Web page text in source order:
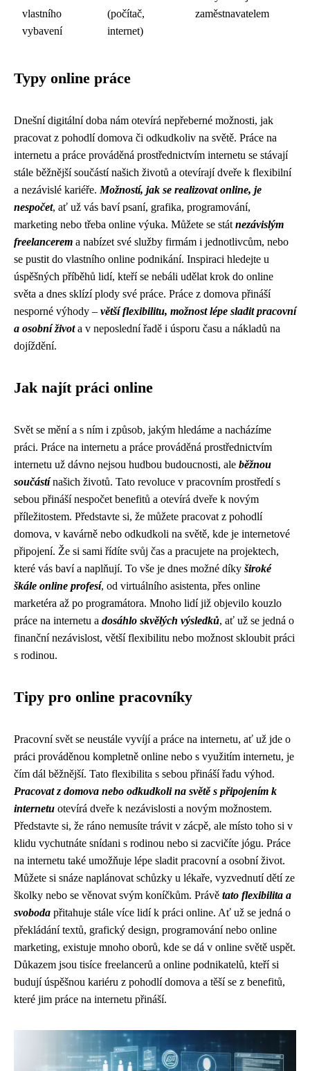
vlastního
vybavení
(počítač,
internet)
zaměstnavatelem
Typy online práce
Dnešní digitální doba nám otevírá nepřeberné možnosti, jak
pracovat z pohodlí domova či odkudkoliv na světě. Práce na
internetu a práce prováděná prostřednictvím internetu se stávají
stále běžnější součástí našich životů a otevírají dveře k flexibilní
a nezávislé kariéře. Možností, jak se realizovat online, je
nespočet, ať už vás baví psaní, grafika, programování,
marketing nebo třeba online výuka. Můžete se stát nezávislým
freelancerem a nabízet své služby firmám i jednotlivcům, nebo
se pustit do vlastního online podnikání. Inspiraci hledejte u
úspěšných příběhů lidí, kteří se nebáli udělat krok do online
světa a dnes sklízí plody své práce. Práce z domova přináší
nesporné výhody – větší flexibilitu, možnost lépe sladit pracovní
a osobní života v neposlední řadě i úsporu času a nákladů na
dojíždění.
Jak najít práci online
Svět se mění a s ním i způsob, jakým hledáme a nacházíme
práci. Práce na internetu a práce prováděná prostřednictvím
internetu už dávno nejsou hudbou budoucnosti, ale běžnou
součástínašich životů. Tato revoluce v pracovním prostředí s
sebou přináší nespočet benefitů a otevírá dveře k novým
příležitostem. Představte si, že můžete pracovat z pohodlí
domova, v kavárně nebo odkudkoli na světě, kde je internetové
připojení. Že si sami řídíte svůj čas a pracujete na projektech,
které vás baví a naplňují. To vše je dnes možné díky široké
škále online profesí, od virtuálního asistenta, přes online
marketéra až po programátora. Mnoho lidí již objevilo kouzlo
práce na internetu a dosáhlo skvělých výsledků, ať už se jedná o
finanční nezávislost, větší flexibilitu nebo možnost skloubit práci
s rodinou.
Tipy pro online pracovníky
Pracovní svět se neustále vyvíjí a práce na internetu, ať už jde o
práci prováděnou kompletně online nebo s využitím internetu, je
čím dál běžnější. Tato flexibilita s sebou přináší řadu výhod.
Pracovat z domova nebo odkudkoli na světě s připojením k
internetu otevírá dveře k nezávislosti a novým možnostem.
Představte si, že ráno nemusíte trávit v zácpě, ale místo toho si v
klidu vychutnáte snídani s rodinou nebo si zacvičíte jógu. Práce
na internetu také umožňuje lépe sladit pracovní a osobní život.
Můžete si snáze naplánovat schůzky u lékaře, vyzvednutí dětí ze
školky nebo se věnovat svým koníčkům. Právě tato flexibilita a
svoboda přitahuje stále více lidí k práci online. Ať už se jedná o
překládání textů, grafický design, programování nebo online
marketing, existuje mnoho oborů, kde se dá v online světě uspět.
Důkazem jsou tisíce freelancerů a online podnikatelů, kteří si
budují úspěšnou kariéru z pohodlí domova a těší se z benefitů,
které jim práce na internetu přináší.